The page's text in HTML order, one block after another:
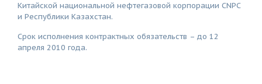
Китайской национальной нефтегазовой корпорации CNPC
и Республики Казахстан.
Срок исполнения контрактных обязательств – до 12
апреля 2010 года.